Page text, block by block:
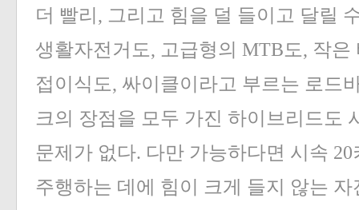
더 빨리, 그리고 힘을 덜 들이고 달릴
생활자전거도, 고급형의 MTB도, 작
접이식도, 싸이클이라고 부르는 로드
크의 장점을 모두 가진 하이브리드도
문제가 없다. 다만 가능하다면 시속
주행하는 데에 힘이 크게 들지 않는